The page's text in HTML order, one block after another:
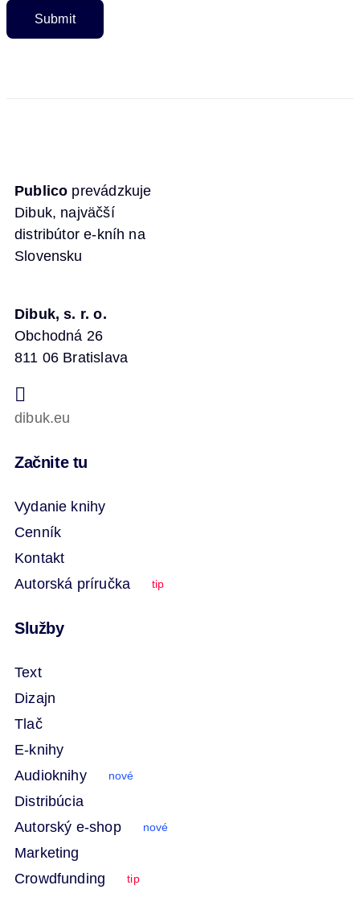
Publico prevádzkuje
Dibuk, najväčší
distribútor e-kníh na
Slovensku
Dibuk, s. r. o.
Obchodná 26
811 06 Bratislava
dibuk.eu
Začnite tu
Vydanie knihy
Cenník
Kontakt
Autorská príručka
tip
Služby
Text
Dizajn
Tlač
E-knihy
Audioknihy
nové
Distribúcia
Autorský e-shop
nové
Marketing
Crowdfunding
tip